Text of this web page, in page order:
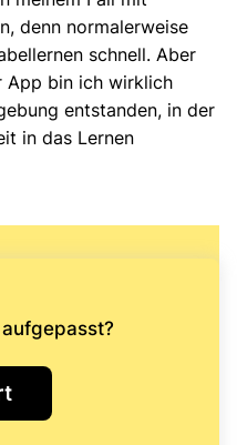
denn normalerweise
schnell. Aber
App bin ich wirklich
entstanden, in der
in das Lernen